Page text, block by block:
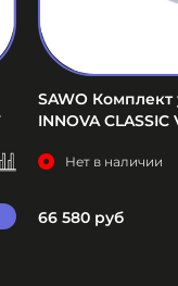
SAWO
INNOVA
Нет в наличии
66 580 руб